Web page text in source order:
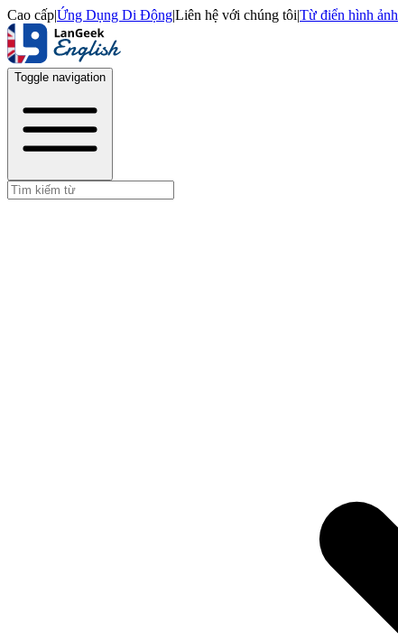
Cao cấp|Ứng Dụng Di Động|Liên hệ với chúng tôi|Từ điển hình ảnh
Toggle navigation